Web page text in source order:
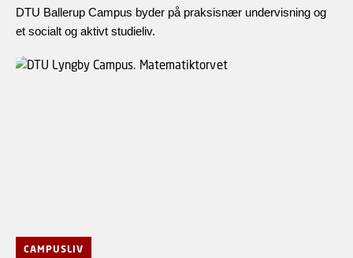
DTU Ballerup Campus byder på praksisnær undervisning og
et socialt og aktivt studieliv.
CAMPUSLIV